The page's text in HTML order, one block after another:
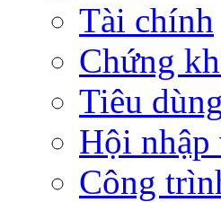
Tài chính
Chứng
Tiêu dùng
Hội nhập
Công